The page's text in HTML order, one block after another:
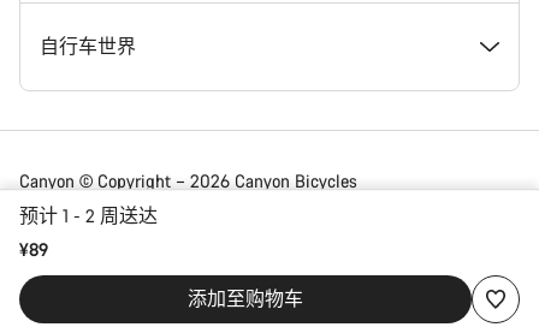
预计 1 - 2 周送达
¥89
添加至购物车
条款和条件
法律披露
数据保护声明
Canyon Home Koblenz
会员礼遇
Canyon App
现货自行车
找到您的 Canyon 尺寸
自行车对比
支持中心
服务网点
送货
自行车世界
公路车
砾石车
Canyon © Copyright – 2026 Canyon Bicycles
GmbH – 保留所有权利
China | 简体中文